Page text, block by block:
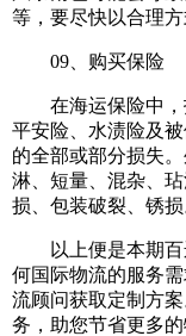
等，要尽快以合理
09、购买保险
在海运保险中，
平安险、水渍险及
的全部或部分损失
淋、短量、混杂、
损、包装破裂、锈损
以上便是本期百
何国际物流的服务
流顾问获取定制方
务，助您节省更多的